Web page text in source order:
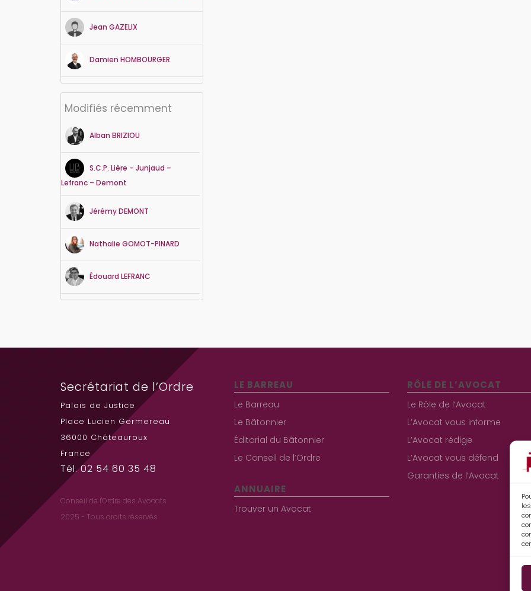
Jean GAZELIX
Damien HOMBOURGER
Modifiés récemment
Alban BRIZIOU
S.C.P. Lière – Junjaud –
Lefranc – Demont
JérémyDEMONT
Nathalie GOMOT-PINARD
Édouard LEFRANC
Secrétariat de l’Ordre
Palais de Justice
Place Lucien Germereau
36000 Châteauroux
France
Tél. 02 54 60 35 48
Conseil de l'Ordre des Avocats
2025 - Tous droits réservés
LE BARREAU
Le Barreau
Le Bâtonnier
Éditorial du Bâtonnier
Le Conseil de l’Ordre
ANNUAIRE
Trouver un Avocat
RÔLE DE L’AVOCAT
Le Rôle de l’Avocat
L’Avocat vous informe
L’Avocat rédige
L’Avocat vous défend
Garanties de l’Avocat